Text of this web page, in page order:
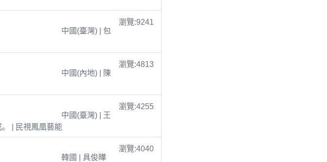
瀏覽:9241
中國(臺灣) | 包
瀏覽:4813
中國(內地) | 陳
瀏覽:4255
中國(臺灣) | 王
| 民視鳳凰藝能
瀏覽:4040
韓國 | 具俊曄